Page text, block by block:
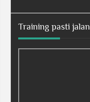
Training pasti jalan